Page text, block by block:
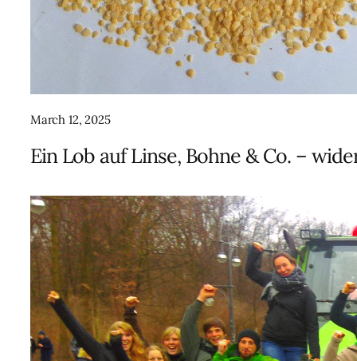
March 12, 2025
Ein Lob auf Linse, Bohne & Co. –